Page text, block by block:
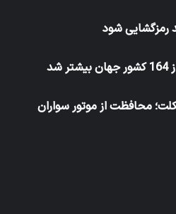
رمزگشایی شود
محافظت از موتور سواران